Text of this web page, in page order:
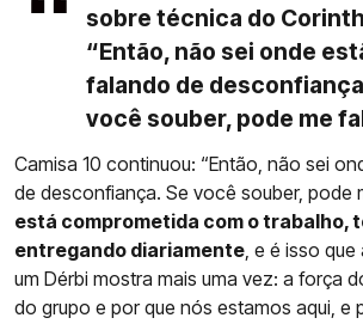
sobre técnica do
“Então, não sei onde
falando de
você souber, pode me
Camisa 10 continuou: “Então, não sei
de desconfiança. Se você souber, pode
está comprometida com o trabalho,
entregando diariamente , e é isso
um Dérbi mostra mais uma vez: a força
do grupo e por que nós estamos aqui, e